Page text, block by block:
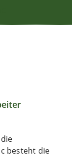
besteht die